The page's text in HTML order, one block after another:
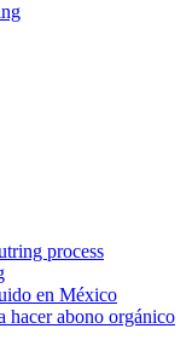
process
en México
hacer abono orgánico